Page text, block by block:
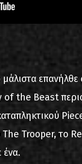
the Beast
The Trooper, το
ένα.